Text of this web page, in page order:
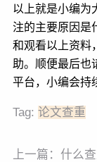
以上就是小编为
注的主要原因是
和观看以上资料
助。顺便最后也
平台，小编会持
Tag: 论文查重
上一篇： 什么